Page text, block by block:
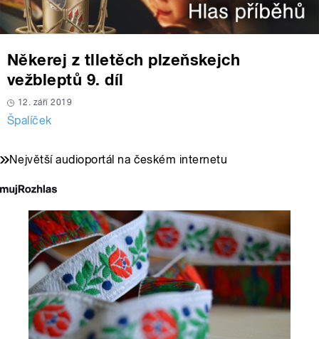
Někerej z tlletěch plzeňskejch
vežbleptů 9. díl
12. září 2019
Špalíček
Největší audioportál na českém internetu